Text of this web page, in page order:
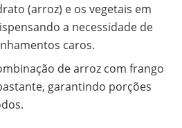
(arroz) e os vegetais em
a necessidade de
caros.
de arroz com frango
garantindo porções